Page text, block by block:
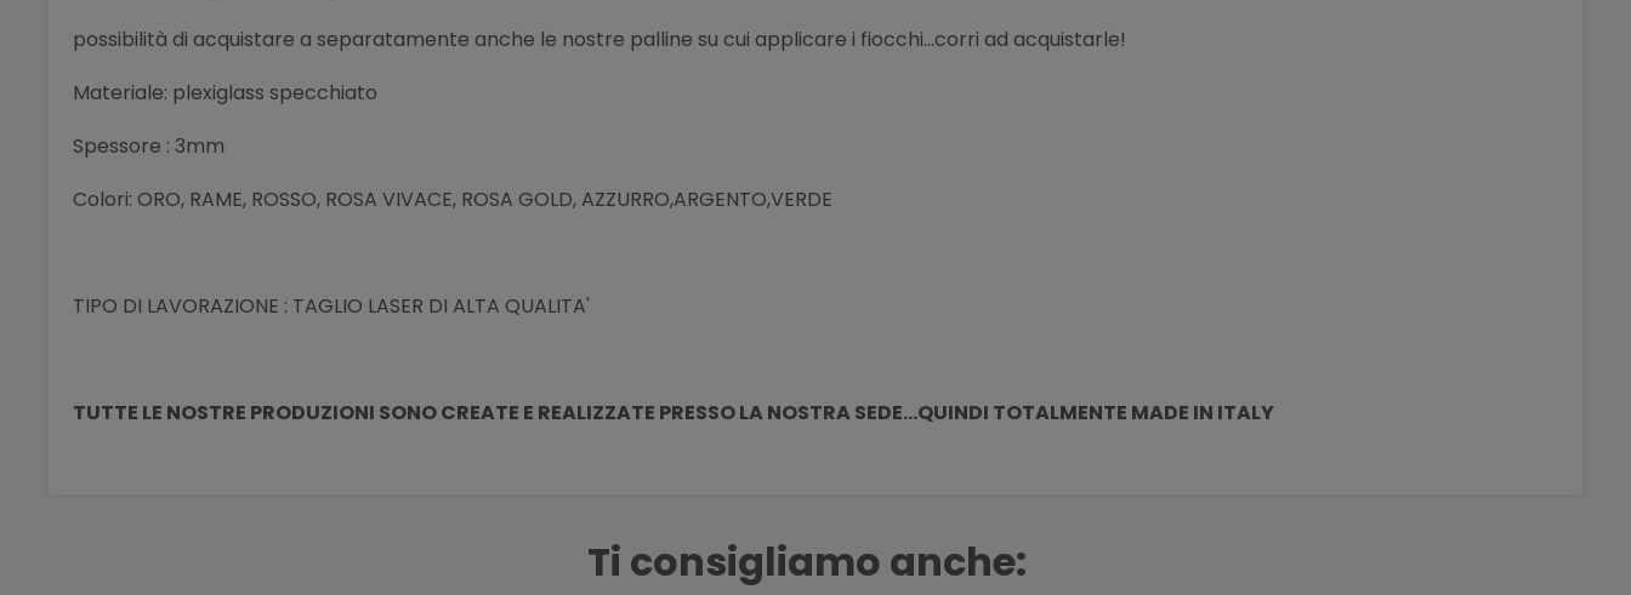
possibilità di acquistare a separatamente anche le nostre palline su cui applicare i fiocchi...corri ad acquistarle!
Materiale: plexiglass specchiato
Spessore : 3mm
Colori: ORO, RAME, ROSSO, ROSA VIVACE, ROSA GOLD, AZZURRO,ARGENTO,VERDE
TIPO DI LAVORAZIONE : TAGLIO LASER DI ALTA QUALITA'
TUTTE LE NOSTRE PRODUZIONI SONO CREATE E REALIZZATE PRESSO LA NOSTRA SEDE...QUINDI TOTALMENTE MADE IN ITALY
Ti consigliamo anche: